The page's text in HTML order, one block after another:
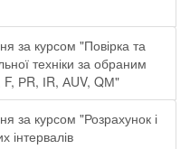
за курсом "Повірка та
техніки за обраним
РR, ІR, АUV, QМ"
за курсом "Розрахунок і
інтервалів